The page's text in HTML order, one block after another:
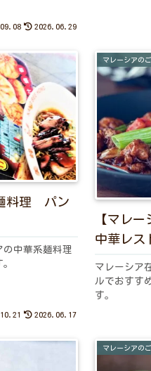
2026.06.29
料理 パン
中華系麺料理
2026.06.17
マレーシアの
【マレ
中華レス
マレーシア
ルでおすす
す。
マレーシアの